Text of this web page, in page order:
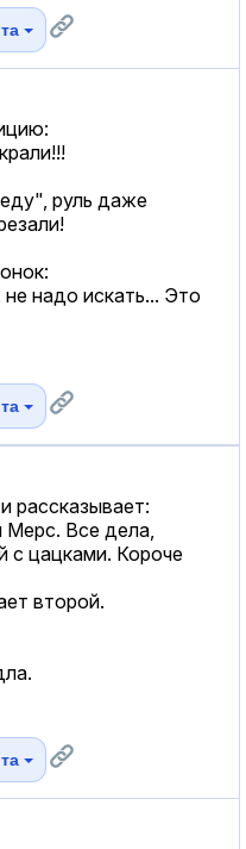
руль даже
надо искать... Это
рассказывает:
Мерс. Все дела,
с цацками. Короче
второй.